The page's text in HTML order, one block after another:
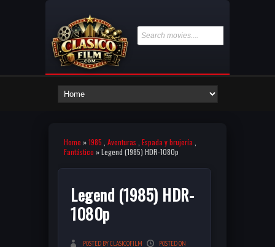
Home »1985 Aventuras Espada y brujería
Fantástico » Legend (1985) HDR-1080p
Legend (1985) HDR-
1080p
POSTED BY CLASICOFILM
POSTED ON